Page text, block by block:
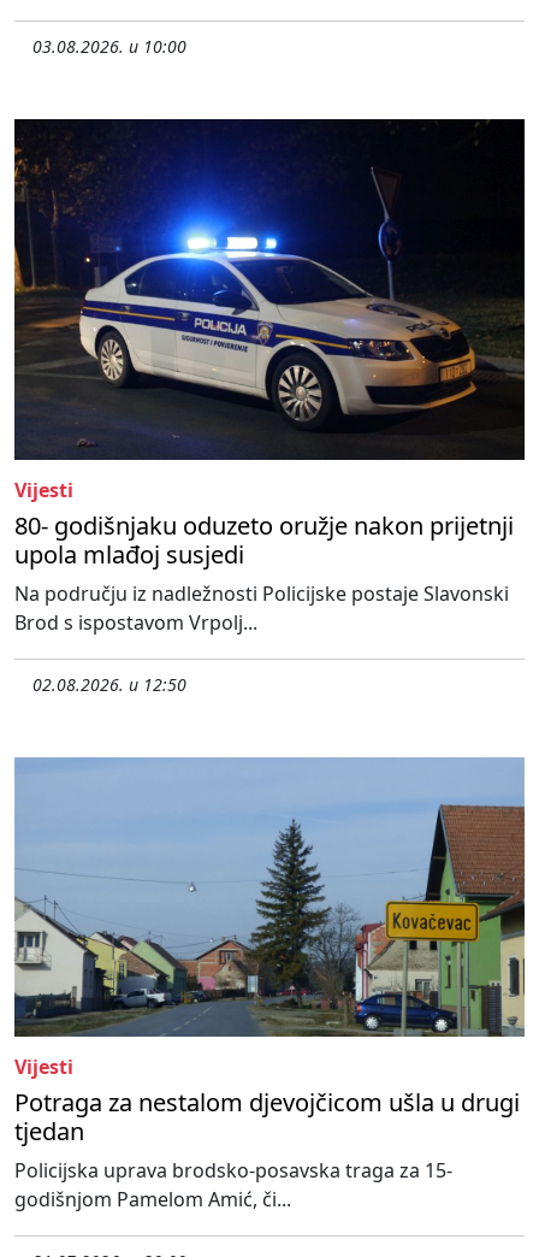
03.08.2026. u 10:00
Vijesti
80- godišnjaku oduzeto oružje nakon prijetnji
upola mlađoj susjedi
Na području iz nadležnosti Policijske postaje Slavonski
Brod s ispostavom Vrpolj...
02.08.2026. u 12:50
Vijesti
Potraga za nestalom djevojčicom ušla u drugi
tjedan
Policijska uprava brodsko-posavska traga za 15-
godišnjom Pamelom Amić, či...